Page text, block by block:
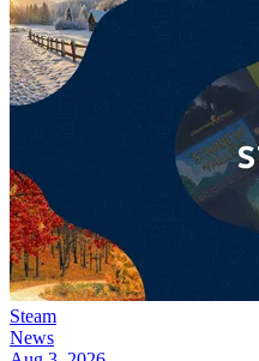
Steam
News